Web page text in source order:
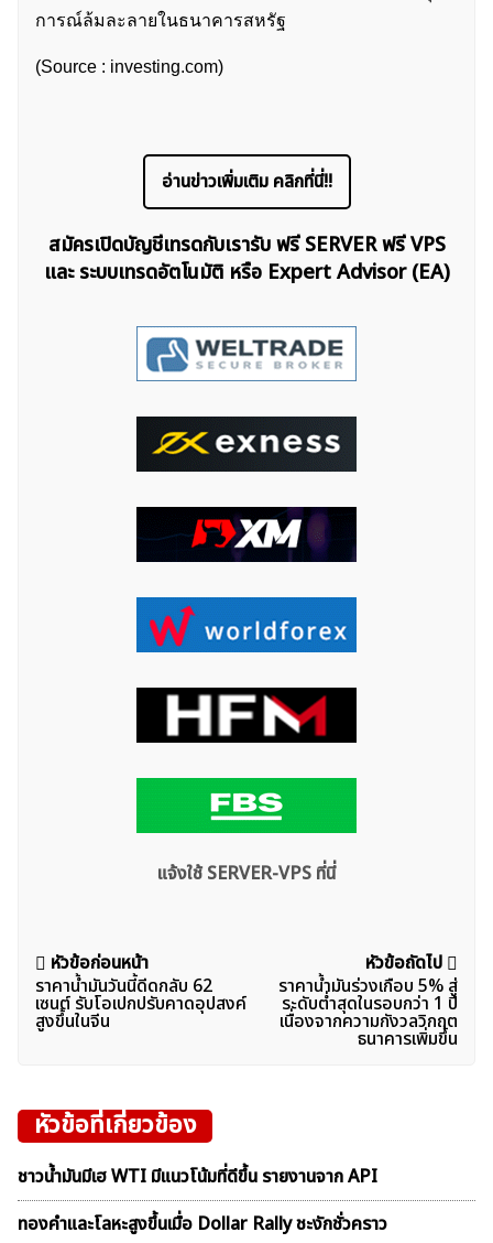
การณ์ล้มละลายในธนาคารสหรัฐ
(Source : investing.com)
อ่านข่าวเพิ่มเติม คลิกที่นี่!!
สมัครเปิดบัญชีเทรดกับเรารับ ฟรี SERVER ฟรี VPS
และ ระบบเทรดอัตโนมัติ หรือ Expert Advisor (EA)
แจ้งใช้ SERVER-VPS ที่นี่
แนะแนว
เรื่อง
หัวข้อก่อนหน้า
ราคาน้ำมันวันนี้ดีดกลับ 62
เซนต์ รับโอเปกปรับคาดอุปสงค์
สูงขึ้นในจีน
หัวข้อถัดไป
ราคาน้ำมันร่วงเกือบ 5% สู่
ระดับต่ำสุดในรอบกว่า 1 ปี
เนื่องจากความกังวลวิกฤต
ธนาคารเพิ่มขึ้น
หัวข้อที่เกี่ยวข้อง
ชาวน้ำมันมีเฮ WTI มีแนวโน้มที่ดีขึ้น รายงานจาก API
ทองคำและโลหะสูงขึ้นเมื่อ Dollar Rally ชะงักชั่วคราว